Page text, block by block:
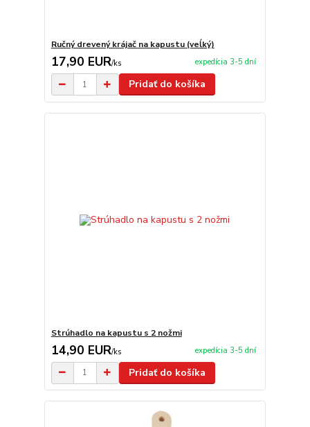
Ručný drevený krájač na kapustu (veĺký)
17,90 EUR/ks expedícia 3-5 dní
Pridať do košíka
Strúhadlo na kapustu s 2 nožmi
14,90 EUR/ks expedícia 3-5 dní
Pridať do košíka